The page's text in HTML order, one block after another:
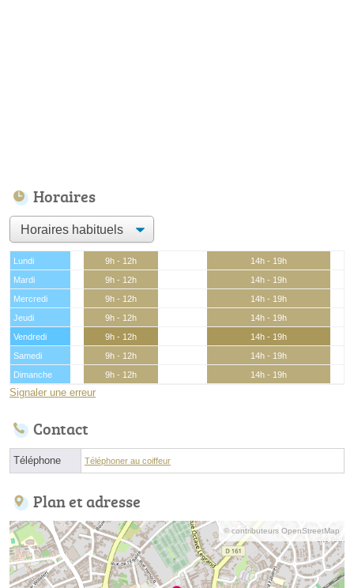
Horaires
Lundi 9h - 12h
14h - 19h
Mardi
9h - 12h
14h - 19h
Mercredi
9h - 12h
14h - 19h
Jeudi
9h - 12h
14h - 19h
Vendredi
9h - 12h
14h - 19h
Samedi
9h - 12h
14h - 19h
Dimanche
9h - 12h 14h - 19h
Signaler une erreur
Contact
Téléphone Téléphoner au coiffeur
Plan et adresse
© contributeurs OpenStreetMap